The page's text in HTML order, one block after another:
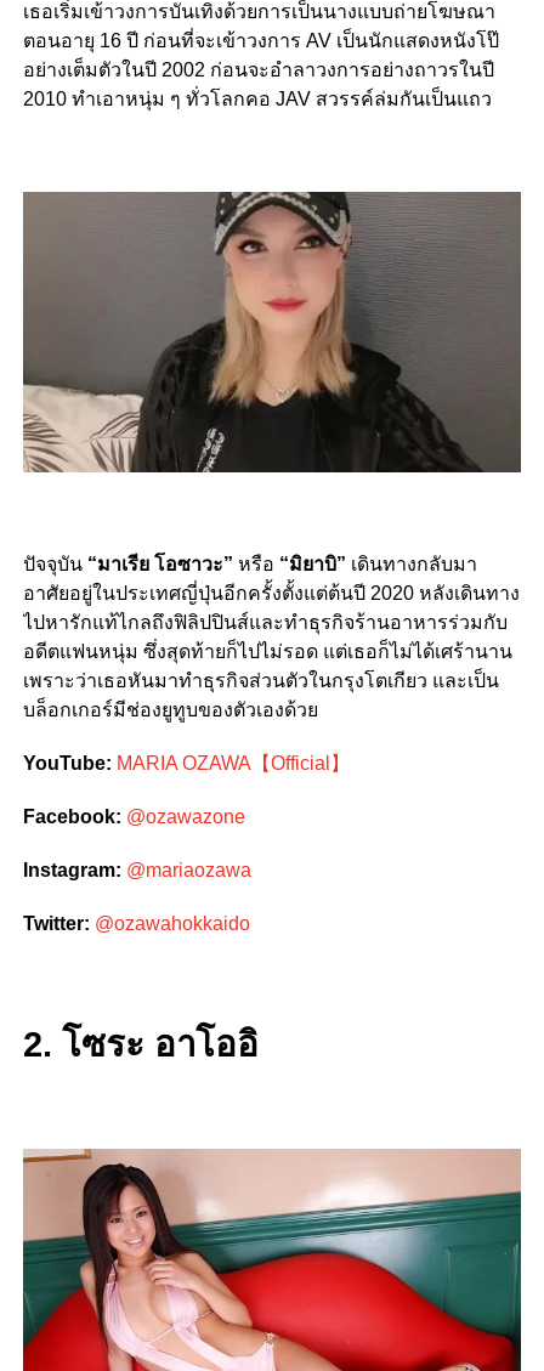
เธอเริ่มเข้าวงการบันเทิงด้วยการเป็นนางแบบถ่ายโฆษณา
ตอนอายุ 16 ปี ก่อนที่จะเข้าวงการ AV เป็นนักแสดงหนังโป๊
อย่างเต็มตัวในปี 2002 ก่อนจะอำลาวงการอย่างถาวรในปี
2010 ทำเอาหนุ่ม ๆ ทั่วโลกคอ JAV สวรรค์ล่มกันเป็นแถว
ปัจจุบัน “มาเรีย โอซาวะ” หรือ “มิยาบิ” เดินทางกลับมา
อาศัยอยู่ในประเทศญี่ปุ่นอีกครั้งตั้งแต่ต้นปี 2020 หลังเดินทาง
ไปหารักแท้ไกลถึงฟิลิปปินส์และทำธุรกิจร้านอาหารร่วมกับ
อดีตแฟนหนุ่ม ซึ่งสุดท้ายก็ไปไม่รอด แต่เธอก็ไม่ได้เศร้านาน
เพราะว่าเธอหันมาทำธุรกิจส่วนตัวในกรุงโตเกียว และเป็น
บล็อกเกอร์มีช่องยูทูบของตัวเองด้วย
YouTube: MARIA OZAWA【Official】
Facebook: @ozawazone
Instagram: @mariaozawa
Twitter: @ozawahokkaido
2. โซระ อาโออิ